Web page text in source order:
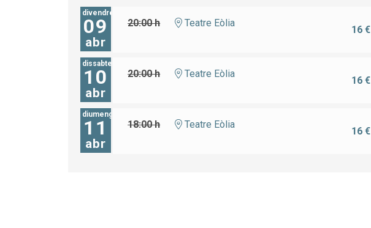
divendres
09
abr
20:00 h Teatre Eòlia
16 €
dissabte
10
abr
20:00 h Teatre Eòlia
16 €
diumenge
11
abr
18:00 h Teatre Eòlia
16 €